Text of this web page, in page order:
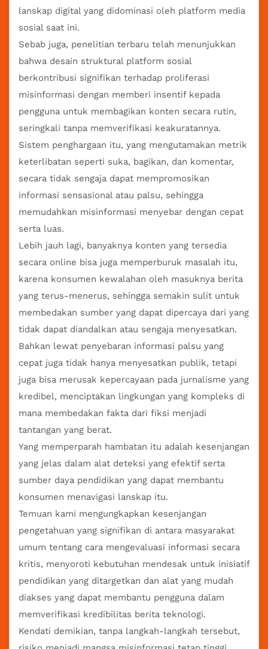
lanskap digital yang didominasi oleh platform media
sosial saat ini.
Sebab juga, penelitian terbaru telah menunjukkan
bahwa desain struktural platform sosial
berkontribusi signifikan terhadap proliferasi
misinformasi dengan memberi insentif kepada
pengguna untuk membagikan konten secara rutin,
seringkali tanpa memverifikasi keakuratannya.
Sistem penghargaan itu, yang mengutamakan metrik
keterlibatan seperti suka, bagikan, dan komentar,
secara tidak sengaja dapat mempromosikan
informasi sensasional atau palsu, sehingga
memudahkan misinformasi menyebar dengan cepat
serta luas.
Lebih jauh lagi, banyaknya konten yang tersedia
secara online bisa juga memperburuk masalah itu,
karena konsumen kewalahan oleh masuknya berita
yang terus-menerus, sehingga semakin sulit untuk
membedakan sumber yang dapat dipercaya dari yang
tidak dapat diandalkan atau sengaja menyesatkan.
Bahkan lewat penyebaran informasi palsu yang
cepat juga tidak hanya menyesatkan publik, tetapi
juga bisa merusak kepercayaan pada jurnalisme yang
kredibel, menciptakan lingkungan yang kompleks di
mana membedakan fakta dari fiksi menjadi
tantangan yang berat.
Yang memperparah hambatan itu adalah kesenjangan
yang jelas dalam alat deteksi yang efektif serta
sumber daya pendidikan yang dapat membantu
konsumen menavigasi lanskap itu.
Temuan kami mengungkapkan kesenjangan
pengetahuan yang signifikan di antara masyarakat
umum tentang cara mengevaluasi informasi secara
kritis, menyoroti kebutuhan mendesak untuk inisiatif
pendidikan yang ditargetkan dan alat yang mudah
diakses yang dapat membantu pengguna dalam
memverifikasi kredibilitas berita teknologi.
Kendati demikian, tanpa langkah-langkah tersebut,